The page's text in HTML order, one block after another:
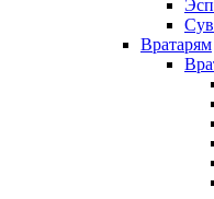
Вратарям